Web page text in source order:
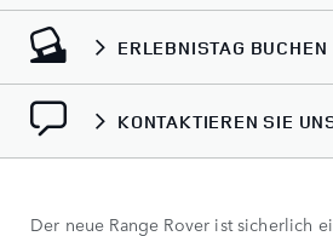
ERLEBNISTAG BUCHEN
KONTAKTIEREN SIE
Der neue Range Rover ist sicherlich